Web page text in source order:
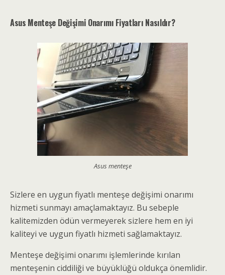
Asus Menteşe Değişimi Onarımı Fiyatları Nasıldır?
Asus menteşe
Sizlere en uygun fiyatlı menteşe değişimi onarımı
hizmeti sunmayı amaçlamaktayız. Bu sebeple
kalitemizden ödün vermeyerek sizlere hem en iyi
kaliteyi ve uygun fiyatlı hizmeti sağlamaktayız.
Menteşe değişimi onarımı işlemlerinde kırılan
menteşenin ciddiliği ve büyüklüğü oldukça önemlidir.